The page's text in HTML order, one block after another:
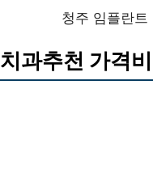
청주 임플란트
과추천 가격